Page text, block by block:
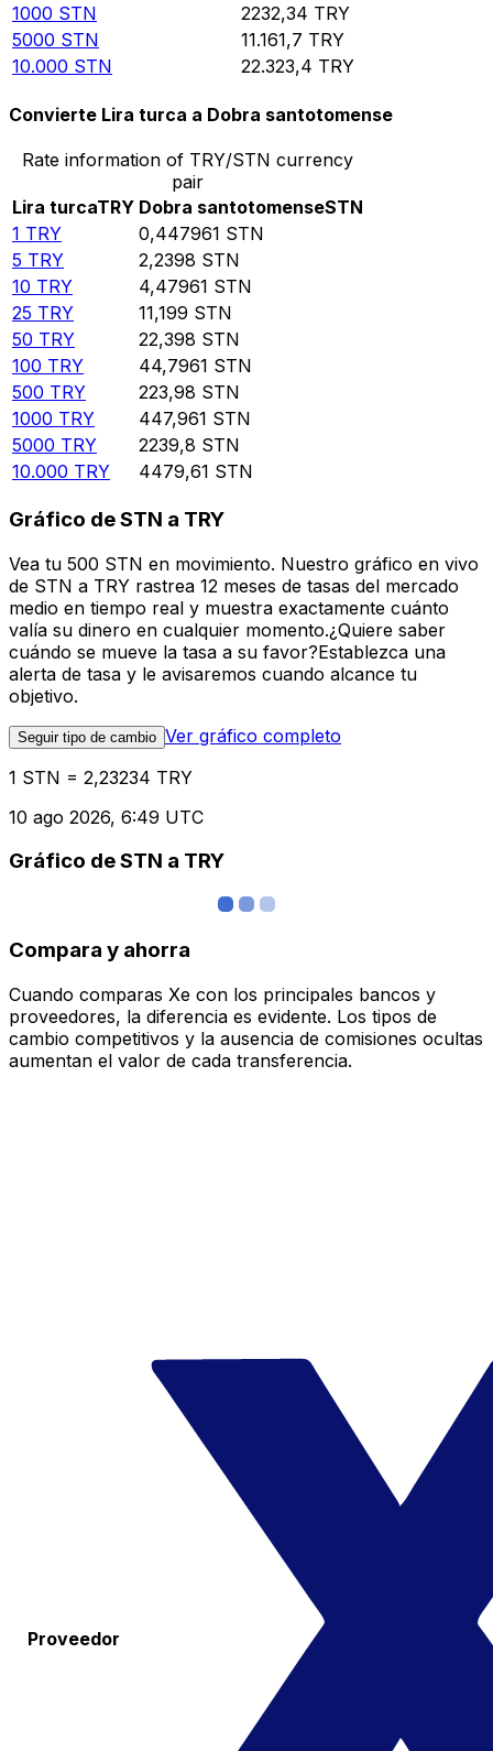
1000 STN 2232,34 TRY
5000 STN 11.161,7 TRY
10.000 STN 22.323,4 TRY
Convierte Lira turca a Dobra santotomense
Rate information of TRY/STN currency
pair
Lira turcaTRY Dobra santotomenseSTN
1 TRY 0,447961 STN
5 TRY 2,2398 STN
10 TRY 4,47961 STN
25 TRY 11,199 STN
50 TRY 22,398 STN
100 TRY 44,7961 STN
500 TRY 223,98 STN
1000 TRY 447,961 STN
5000 TRY 2239,8 STN
10.000 TRY 4479,61 STN
Gráfico de STN a TRY
Vea tu 500 STN en movimiento. Nuestro gráfico en vivo
de STN a TRY rastrea 12 meses de tasas del mercado
medio en tiempo real y muestra exactamente cuánto
valía su dinero en cualquier momento.¿Quiere saber
cuándo se mueve la tasa a su favor?Establezca una
alerta de tasa y le avisaremos cuando alcance tu
objetivo.
Seguir tipo de cambio Ver gráfico completo
1 STN = 2,23234 TRY
10 ago 2026, 6:49 UTC
Gráfico de STN a TRY
Compara y ahorra
Cuando comparas Xe con los principales bancos y
proveedores, la diferencia es evidente. Los tipos de
cambio competitivos y la ausencia de comisiones ocultas
aumentan el valor de cada transferencia.
Proveedor